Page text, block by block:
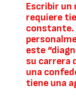
Escribir un
requiere
constante.
este
su carrera
una
tiene una